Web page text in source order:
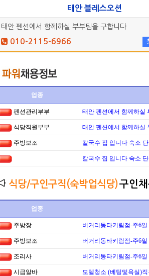
태안 블레스오션
태안 펜션에서 함께하실 부부팀을 구합니다
010-2115-6966
업종
펜션관리부부 태안 펜션에서 함께하실
식당직원부부 태안 펜션에서 함께하실
주방보조 칼국수 집 입니다 숙소
칼국수 집 입니다 숙소
식당/구인구직(숙박업식당)구인
업종
주방장 버거리동타키림점-주6
주방보조 버거리동타키림점-주6
조리사 버거리동타키림점-주6
시급알바 모텔청소 (베팅및욕실)